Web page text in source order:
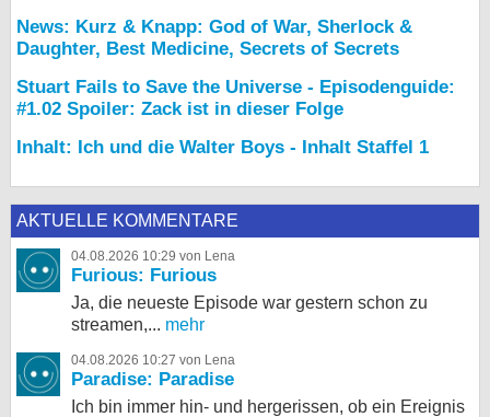
News: Kurz & Knapp: God of War, Sherlock &
Daughter, Best Medicine, Secrets of Secrets
Stuart Fails to Save the Universe - Episodenguide:
#1.02 Spoiler: Zack ist in dieser Folge
Inhalt: Ich und die Walter Boys - Inhalt Staffel 1
AKTUELLE KOMMENTARE
04.08.2026 10:29 von Lena
Furious: Furious
Ja, die neueste Episode war gestern schon zu
streamen,... mehr
04.08.2026 10:27 von Lena
Paradise: Paradise
Ich bin immer hin- und hergerissen, ob ein Ereignis